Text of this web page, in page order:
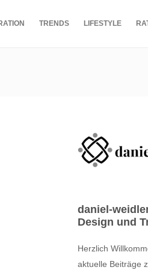
TRENDS LIFESTYLE
daniel-
Design und
Herzlich
aktuelle Beiträge